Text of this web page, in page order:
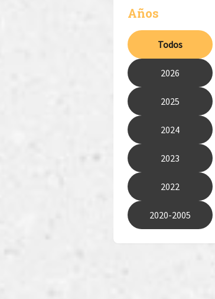
Años
Todos
2026
2025
2024
2023
2022
2020-2005